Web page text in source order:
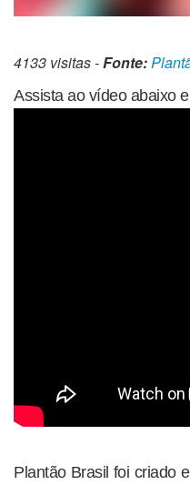
4133 visitas -Fonte:
Assista ao vídeo abaixo
Plantão Brasil foi criado